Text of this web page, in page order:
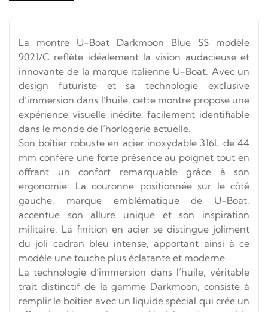
La montre U-Boat Darkmoon Blue SS modèle
9021/C reflète idéalement la vision audacieuse et
innovante de la marque italienne U-Boat. Avec un
design futuriste et sa technologie exclusive
d’immersion dans l’huile, cette montre propose une
expérience visuelle inédite, facilement identifiable
dans le monde de l’horlogerie actuelle.
Son boîtier robuste en acier inoxydable 316L de 44
mm confère une forte présence au poignet tout en
offrant un confort remarquable grâce à son
ergonomie. La couronne positionnée sur le côté
gauche, marque emblématique de U-Boat,
accentue son allure unique et son inspiration
militaire. La finition en acier se distingue joliment
du joli cadran bleu intense, apportant ainsi à ce
modèle une touche plus éclatante et moderne.
La technologie d’immersion dans l’huile, véritable
trait distinctif de la gamme Darkmoon, consiste à
remplir le boîtier avec un liquide spécial qui crée un